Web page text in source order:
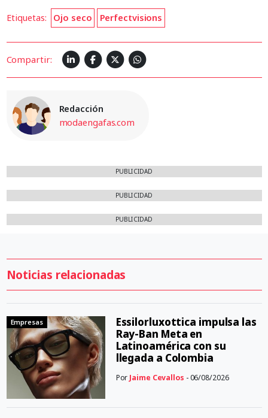
Etiquetas: Ojo seco Perfectvisions
Compartir:
Redacción
modaengafas.com
PUBLICIDAD
PUBLICIDAD
PUBLICIDAD
Noticias relacionadas
Empresas
Essilorluxottica impulsa las
Ray-Ban Meta en
Latinoamérica con su
llegada a Colombia
Por Jaime Cevallos - 06/08/2026